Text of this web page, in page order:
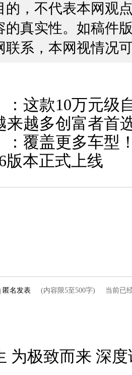
的，不代表本网观
的真实性。如稿件
联系，本网视情况
这款10万元级
来越多创富者首
覆盖更多车型
版本正式上线
匿名发表 (内容限5至500字) 当前已
为极致而来 深